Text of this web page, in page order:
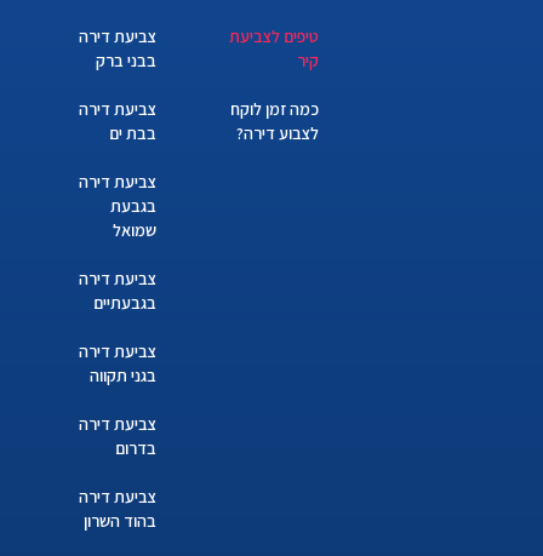
טיפים לצביעת
קיר
כמה זמן לוקח
לצבוע דירה?
צביעת דירה
בבני ברק
צביעת דירה
בבת ים
צביעת דירה
בגבעת
שמואל
צביעת דירה
בגבעתיים
צביעת דירה
בגני תקווה
צביעת דירה
בדרום
צביעת דירה
בהוד השרון